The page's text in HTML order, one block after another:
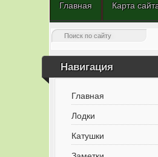
Главная Карта
Навигация
Главная
Лодки
Катушки